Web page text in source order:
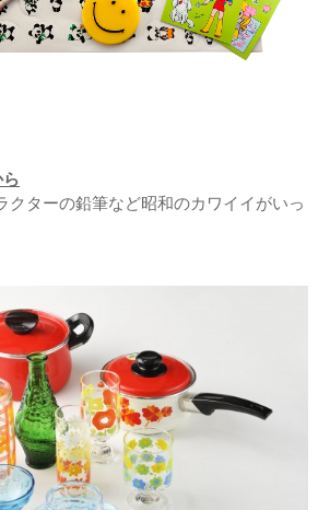
クターの鉛筆など昭和のカワイイがいっ